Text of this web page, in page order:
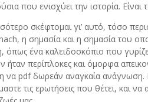
που ενισχύει την ιστορία.
σκέφτομαι γι’ αυτό, τόσο
η σημασία και η σημασία του
όπως ένα καλειδοσκόπιο που
ήταν περίπλοκες και όμορφα
να pdf δωρεάν αναγκαία
τις ερωτήσεις που θέτει, και